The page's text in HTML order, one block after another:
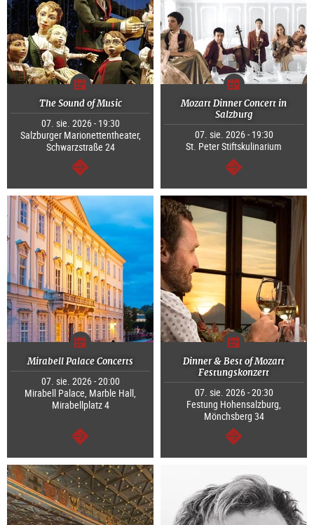
The Sound of Music
07. sie. 2026 - 19:30
Salzburger Marionettentheater,
Schwarzstraße 24
dalej
Mozart Dinner Concert in
Salzburg
07. sie. 2026 - 19:30
St. Peter Stiftskulinarium
dalej
Mirabell Palace Concerts
07. sie. 2026 - 20:00
Mirabell Palace, Marble Hall,
Mirabellplatz 4
dalej
Dinner & Best of Mozart
Festungskonzert
07. sie. 2026 - 20:30
Festung Hohensalzburg,
Mönchsberg 34
dalej